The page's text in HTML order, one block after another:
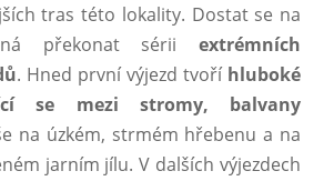
tras této lokality. Dostat se na
překonat sérii extrémních
. Hned první výjezd tvoří hluboké
se mezi stromy, balvany
na úzkém, strmém hřebenu a na
jarním jílu. V dalších výjezdech